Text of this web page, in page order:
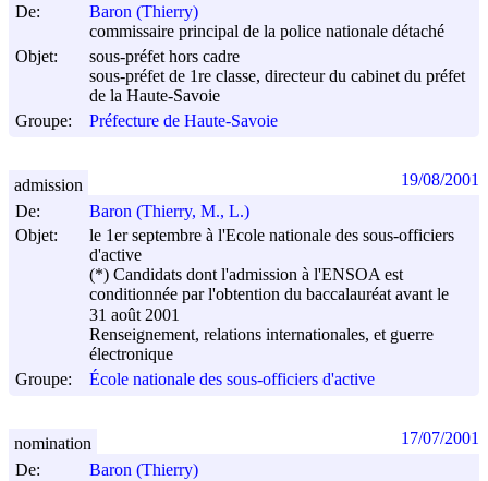
De:
Baron (Thierry)
commissaire principal de la police nationale détaché
Objet:
sous-préfet hors cadre
sous-préfet de 1re classe, directeur du cabinet du préfet
de la Haute-Savoie
Groupe:
Préfecture de Haute-Savoie
De:
Baron (Thierry, M., L.)
Objet:
le 1er septembre à l'Ecole nationale des sous-officiers
d'active
(*) Candidats dont l'admission à l'ENSOA est
conditionnée par l'obtention du baccalauréat avant le
31 août 2001
Renseignement, relations internationales, et guerre
électronique
Groupe:
École nationale des sous-officiers d'active
admission 19/08/2001
De:
Baron (Thierry)
nomination 17/07/2001